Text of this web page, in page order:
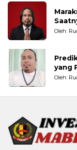
Oleh:
yang
Oleh: